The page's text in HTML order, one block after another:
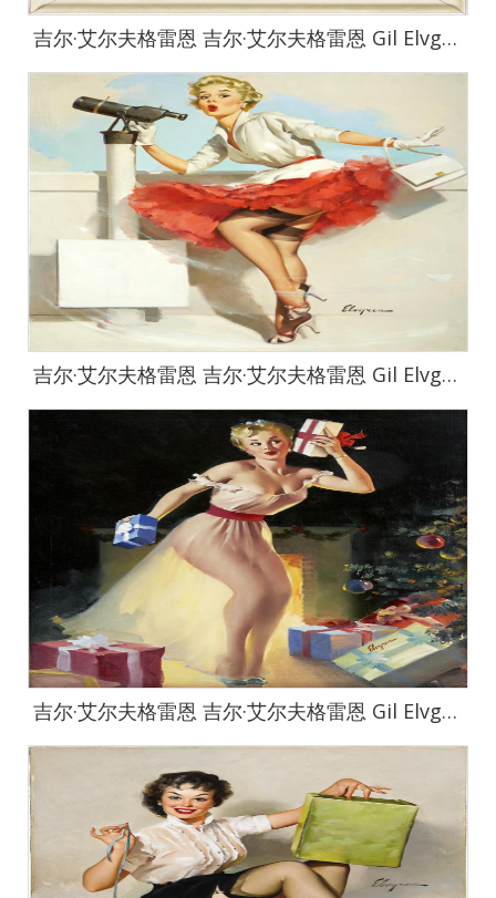
吉尔·艾尔夫格雷恩 吉尔·艾尔夫格雷恩 Gil Elvgren 作品集-28
吉尔·艾尔夫格雷恩 吉尔·艾尔夫格雷恩 Gil Elvgren 作品集-30
吉尔·艾尔夫格雷恩 吉尔·艾尔夫格雷恩 Gil Elvgren 作品集-31